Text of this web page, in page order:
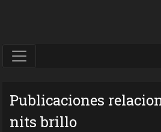
Publicaciones
nits brillo